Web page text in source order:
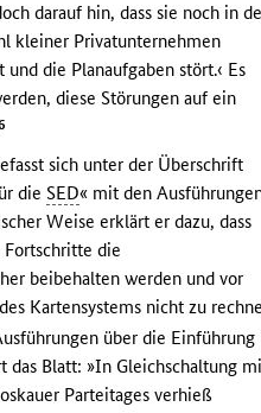
darauf hin, dass sie noch in
kleiner Privatunternehmen
die Planaufgaben stört.‹ Es
diese Störungen auf ein
sich unter der Überschrift
dieSED« mit den
Weise erklärt er dazu, dass
die
beibehalten werden und vor
Kartensystems nicht zu
über die Einführung
das Blatt: »In Gleichschaltung
Parteitages verhieß